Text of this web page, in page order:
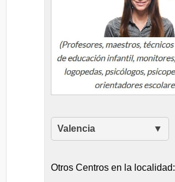
Valencia
Otros Centros en la localidad: